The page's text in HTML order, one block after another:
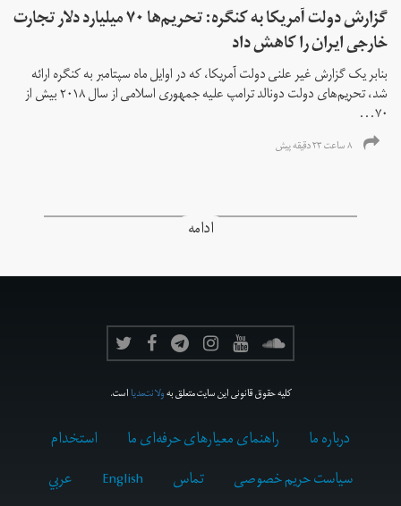
گزارش دولت آمریکا به کنگره: تحریم‌ها ۷۰ میلیارد دلار تجارت
خارجی ایران را کاهش داد
بنابر یک گزارش غیر علنی دولت آمریکا، که در اوایل ماه سپتامبر به کنگره ارائه
شد، تحریم‌های دولت دونالد ترامپ علیه جمهوری اسلامی از سال ۲۰۱۸ بیش از
۷۰...
۸ ساعت ۲۳ دقیقه پیش
ادامه
کلیه حقوق قانونی این سایت متعلق بهولانت‌مدیااست.
درباره ما راهنمای معیارهای حرفه‌ای ما
استخدام
سیاست حریم خصوصی
تماس English
عربي